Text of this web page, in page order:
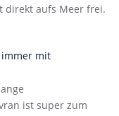
direkt aufs Meer frei.
ist super zum